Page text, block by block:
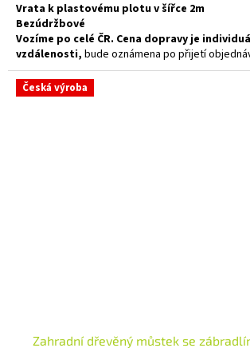
Vrata k plastovému plotu v šířce 2m
Bezúdržbové
Vozíme po celé ČR. Cena dopravy je
vzdálenosti, bude oznámena po přijetí
Česká výroba
Zahradní dřevěný můstek se